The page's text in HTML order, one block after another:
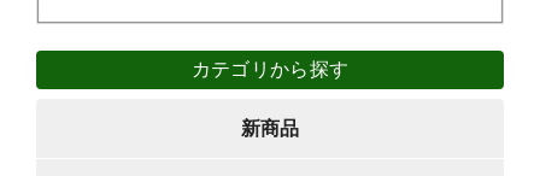
カテゴリから探す
新商品